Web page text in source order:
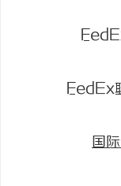
FedEx
国